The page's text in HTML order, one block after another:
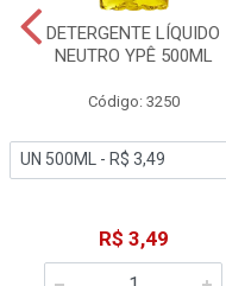
DETERGENTE LÍQUIDO
NEUTRO YPÊ 500ML
Código: 3250
R$ 3,49